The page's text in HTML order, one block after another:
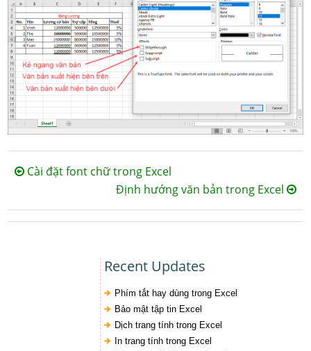
Cài đặt font chữ trong Excel
Định hướng văn bản trong Excel
Recent Updates
Phím tắt hay dùng trong Excel
Bảo mật tập tin Excel
Dịch trang tính trong Excel
In trang tính trong Excel